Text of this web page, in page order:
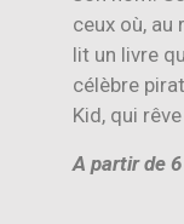
ceux où,
lit un livre
célèbre
Kid, qui
A partir de